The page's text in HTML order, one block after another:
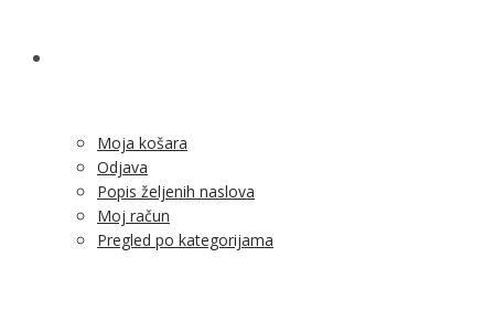
Moja košara
Odjava
Popis željenih naslova
Moj račun
Pregled po kategorijama